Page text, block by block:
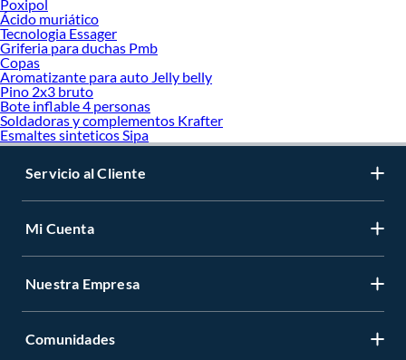
Poxipol
Ácido muriático
Tecnologia Essager
Griferia para duchas Pmb
Copas
Aromatizante para auto Jelly belly
Pino 2x3 bruto
Bote inflable 4 personas
Soldadoras y complementos Krafter
Esmaltes sinteticos Sipa
Servicio al Cliente
Mi Cuenta
Nuestra Empresa
Comunidades